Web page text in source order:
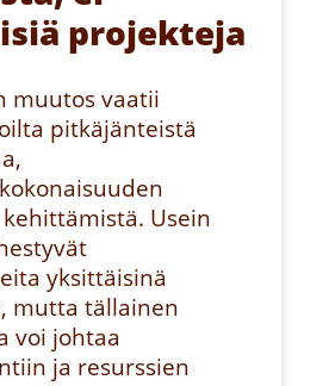
projekteja
muutos vaatii
pitkäjänteistä
Usein
yksittäisinä
mutta tällainen
voi johtaa
ja resurssien